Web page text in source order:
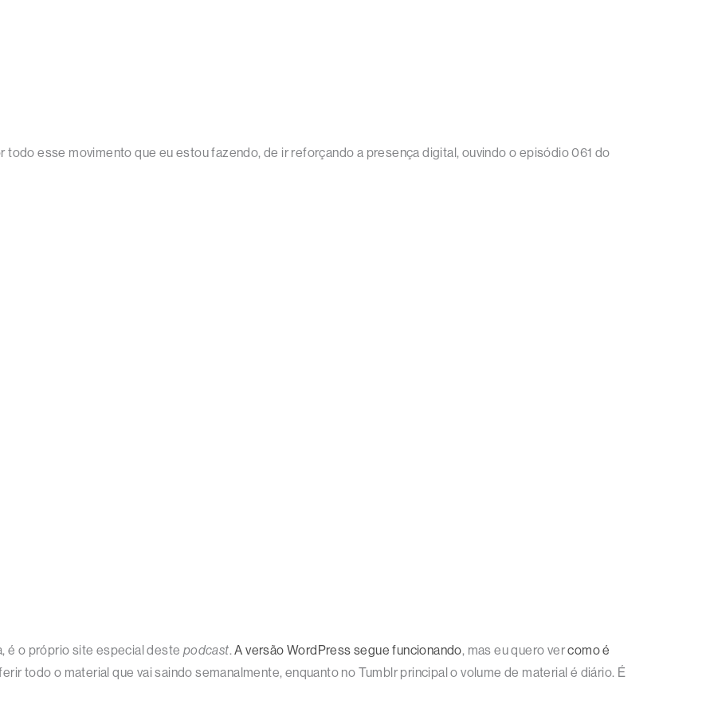
todo esse movimento que eu estou fazendo, de ir reforçando a presença digital, ouvindo o episódio 061 do
é o próprio site especial deste podcast.A versão WordPress segue funcionando, mas eu quero vercomo é
todo o material que vai saindo semanalmente, enquanto no Tumblr principal o volume de material é diário. É